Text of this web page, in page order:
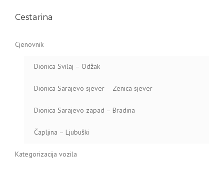
Cestarina
Cjenovnik
Dionica Svilaj – Odžak
Dionica Sarajevo sjever – Zenica sjever
Dionica Sarajevo zapad – Bradina
Čapljina – Ljubuški
Kategorizacija vozila